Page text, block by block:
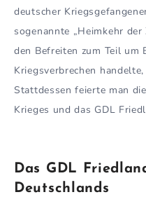
deutscher
sogenannte „Heimkehr
den Befreiten zum Teil um
Kriegsverbrechen
Stattdessen feierte man
Krieges und das GDL
Das GDL
Deutschlands